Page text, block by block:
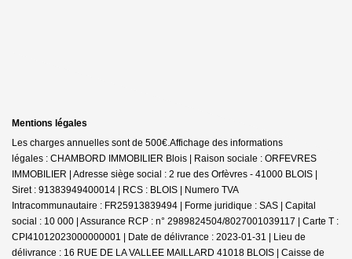
Mentions légales
Les charges annuelles sont de 500€.Affichage des informations
légales : CHAMBORD IMMOBILIER Blois | Raison sociale : ORFEVRES
IMMOBILIER | Adresse siège social : 2 rue des Orfèvres - 41000 BLOIS |
Siret : 91383949400014 | RCS : BLOIS | Numero TVA
Intracommunautaire : FR25913839494 | Forme juridique : SAS | Capital
social : 10 000 | Assurance RCP : n° 2989824504/8027001039117 | Carte T :
CPI41012023000000001 | Date de délivrance : 2023-01-31 | Lieu de
délivrance : 16 RUE DE LA VALLEE MAILLARD 41018 BLOIS | Caisse de